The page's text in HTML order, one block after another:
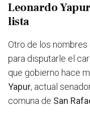
Leonardo
lista
Otro de los nombres
para disputarle el
que gobierno hace
Yapur, actual
comuna de San